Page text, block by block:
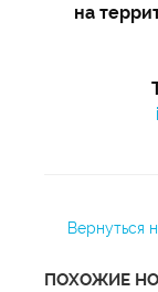
на
Вернуться
ПОХОЖИЕ